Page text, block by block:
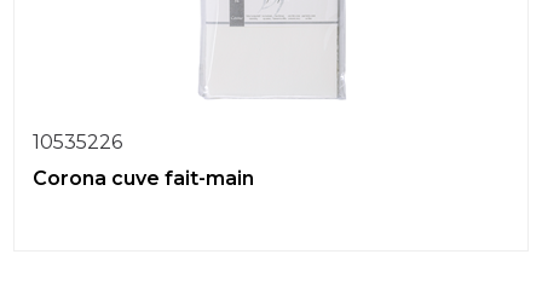
10535226
Corona cuve fait-main